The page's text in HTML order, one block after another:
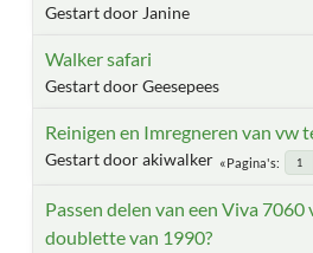
Gestart door Janine
Walker safari
Gestart door Geesepees
Reinigen en Imregneren van vw
Gestart door akiwalker Pagina's 1
Passen delen van een Viva 7060
doublette van 1990?